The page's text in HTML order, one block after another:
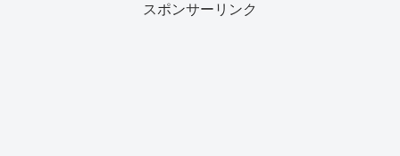
スポンサーリンク